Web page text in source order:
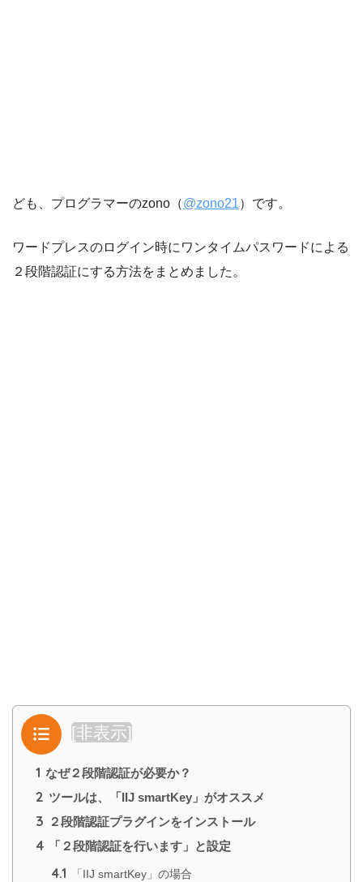
ども、プログラマーのzono（@zono21）です。
ワードプレスのログイン時にワンタイムパスワードによる
２段階認証にする方法をまとめました。
目次 [非表示]
1 なぜ２段階認証が必要か？
2 ツールは、「IIJ smartKey」がオススメ
3 ２段階認証プラグインをインストール
4 「２段階認証を行います」と設定
4.1 「IIJ smartKey」の場合